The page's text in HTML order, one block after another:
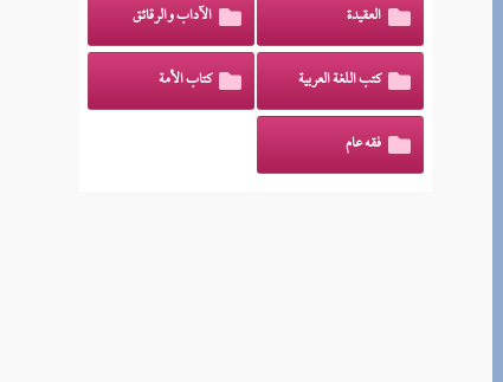
العقيدة الآداب والرقائق
كتب اللغة العربية كتاب الأمة
فقه عام